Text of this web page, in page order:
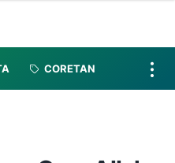
CORETAN